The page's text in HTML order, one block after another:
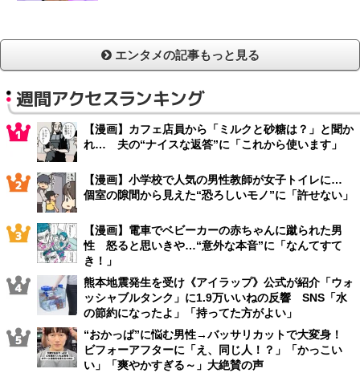
エンタメの記事もっと見る
週間アクセスランキング
【漫画】カフェ店員から「ミルクと砂糖は？」と聞か
れ… 夫の“ナイスな返答”に「これから使います」
【漫画】小学校で人気の男性教師が女子トイレに…
個室の隙間から見えた“恐ろしいモノ”に「許せない」
【漫画】電車でベビーカーの赤ちゃんに蹴られた男
性 怒ると思いきや…“意外な本音”に「なんてすて
き！」
熊本地震発生を受け《アイラップ》公式が紹介「ウォ
ッシャブルタンク」に1.9万いいねの反響 SNS「水
の節約になったよ」「持ってた方がよい」
“おかっぱ”に悩む男性→バッサリカットで大変身！
ビフォーアフターに「え、同じ人！？」「かっこい
い」「爽やかすぎる～」大絶賛の声